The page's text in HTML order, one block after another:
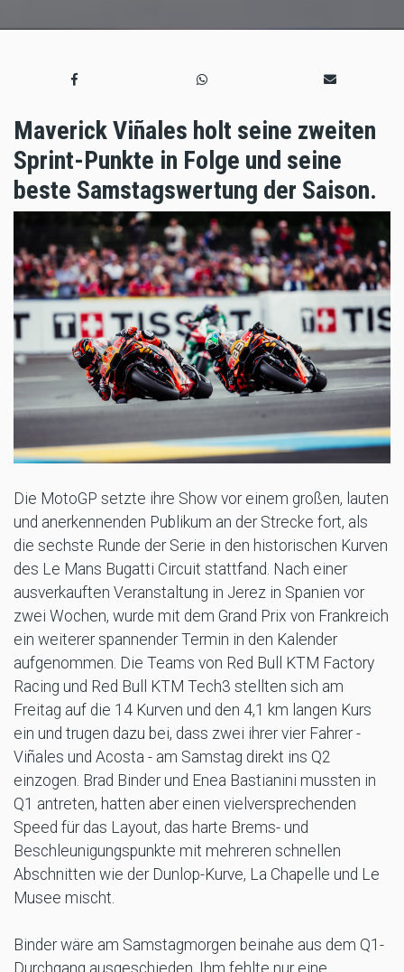
Maverick Viñales holt seine zweiten
Sprint-Punkte in Folge und seine
beste Samstagswertung der Saison.
Die MotoGP setzte ihre Show vor einem großen, lauten
und anerkennenden Publikum an der Strecke fort, als
die sechste Runde der Serie in den historischen Kurven
des Le Mans Bugatti Circuit stattfand. Nach einer
ausverkauften Veranstaltung in Jerez in Spanien vor
zwei Wochen, wurde mit dem Grand Prix von Frankreich
ein weiterer spannender Termin in den Kalender
aufgenommen. Die Teams von Red Bull KTM Factory
Racing und Red Bull KTM Tech3 stellten sich am
Freitag auf die 14 Kurven und den 4,1 km langen Kurs
ein und trugen dazu bei, dass zwei ihrer vier Fahrer -
Viñales und Acosta - am Samstag direkt ins Q2
einzogen. Brad Binder und Enea Bastianini mussten in
Q1 antreten, hatten aber einen vielversprechenden
Speed für das Layout, das harte Brems- und
Beschleunigungspunkte mit mehreren schnellen
Abschnitten wie der Dunlop-Kurve, La Chapelle und Le
Musee mischt.
Binder wäre am Samstagmorgen beinahe aus dem Q1-